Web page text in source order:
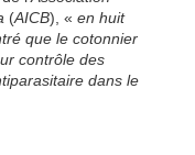
(AICB), « en huit
que le cotonnier
contrôle des
dans le